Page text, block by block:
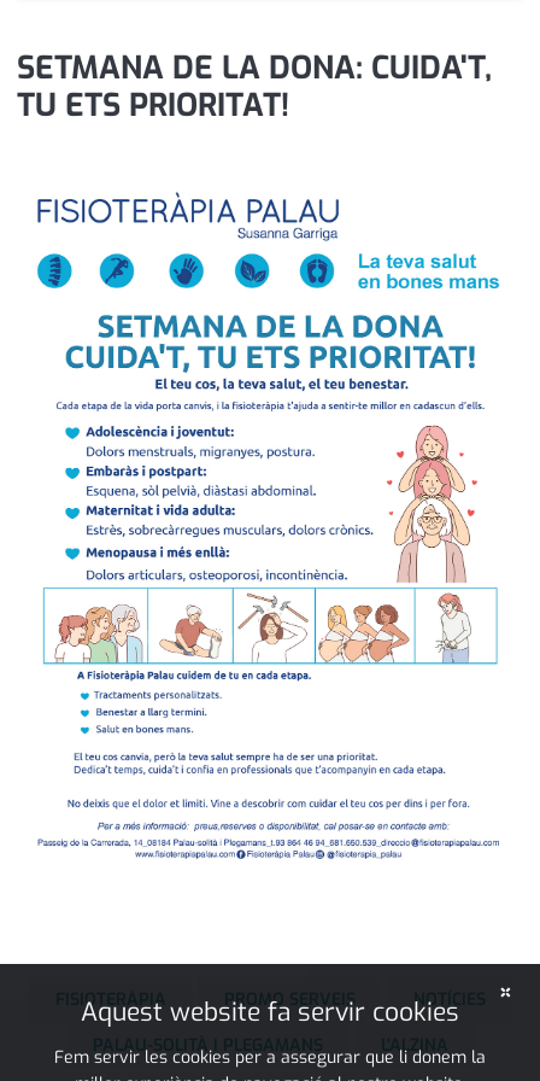
opinió
política
reportatge
salut
serveis
societat
successos
urbanisme
editorial
SETMANA DE LA DONA: CUIDA'T,
TU ETS PRIORITAT!
FISIOTERÀPIA PROMO SERVEIS
NOTÍCIES
PALAU-SOLITÀ I PLEGAMANS
L'ALZINA
×
Aquest website fa servir cookies
Fem servir les cookies per a assegurar que li donem la